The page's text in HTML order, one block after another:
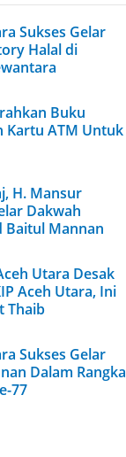
Sukses Gelar
Halal di
Buku
Kartu ATM Untuk
H. Mansur
Dakwah
Baitul Mannan
Utara Desak
Aceh Utara, Ini
Thaib
Sukses Gelar
Dalam Rangka
77